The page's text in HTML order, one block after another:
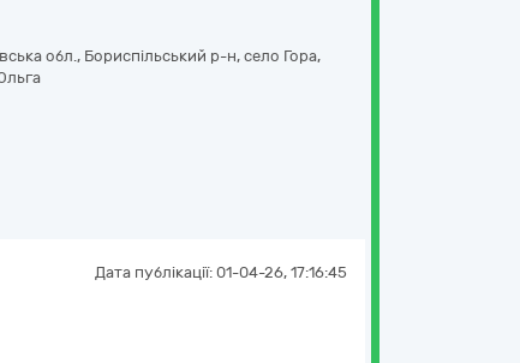
обл., Бориспільський р-н, село Гора,
Дата публікації: 01-04-26, 17:16:45